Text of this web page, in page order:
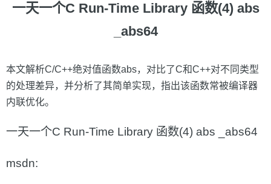
一天一个C Run-Time Library 函数(4) abs
_abs64
本文解析C/C++绝对值函数abs，对比了C和C++对不同类型
的处理差异，并分析了其简单实现，指出该函数常被编译器
内联优化。
一天一个C Run-Time Library 函数(4) abs _abs64
msdn: